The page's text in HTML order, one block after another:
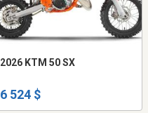
2026 KTM 50 SX
6 524 $